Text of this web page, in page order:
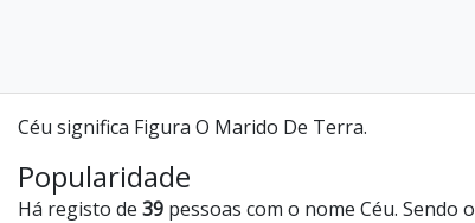
Céu significa Figura O Marido De Terra.
Popularidade
Há registo de 39 pessoas com o nome Céu. Sendo o